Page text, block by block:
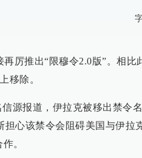
厉推出“限穆令2.0版”。相比
移除。
源报道，伊拉克被移出禁令名
心该禁令会阻碍美国与伊拉
。